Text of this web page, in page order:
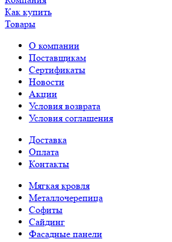
Как купить
Товары
О компании
Поставщикам
Сертификаты
Новости
Акции
Условия возврата
Условия соглашения
Доставка
Оплата
Контакты
Мягкая кровля
Металлочерепица
Софиты
Сайдинг
Фасадные панели